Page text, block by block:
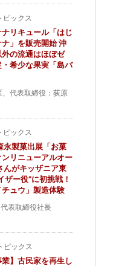
ピックス
リキュール「はじ
」を販売開始 沖
の流通はほぼゼ
希少な果実「島バ
代表取締役：荻原
ピックス
永製菓出展「お菓
リニューアルオー
んがキッザニア東
ザー役”に初挑戦！
チュウ」製造体験
表取締役社長
ピックス
業】古民家を再生し